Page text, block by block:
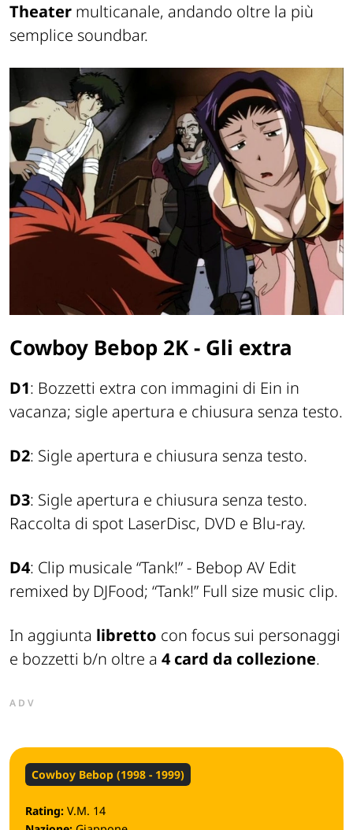
Theater multicanale, andando oltre la più
semplice soundbar.
Cowboy Bebop 2K - Gli extra
D1: Bozzetti extra con immagini di Ein in
vacanza; sigle apertura e chiusura senza testo.
D2: Sigle apertura e chiusura senza testo.
D3: Sigle apertura e chiusura senza testo.
Raccolta di spot LaserDisc, DVD e Blu-ray.
D4: Clip musicale “Tank!” - Bebop AV Edit
remixed by DJFood; “Tank!” Full size music clip.
In aggiunta libretto con focus sui personaggi
e bozzetti b/n oltre a 4 card da collezione.
ADV
Cowboy Bebop (1998 - 1999)
Rating: V.M. 14